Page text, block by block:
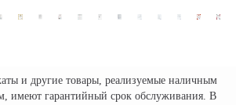
и другие товары, реализуемые наличным
имеют гарантийный срок обслуживания. В